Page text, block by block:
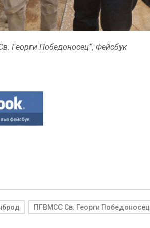
Георги Победоносец“, Фейсбук
ПГВМСС Св. Георги Победоносец